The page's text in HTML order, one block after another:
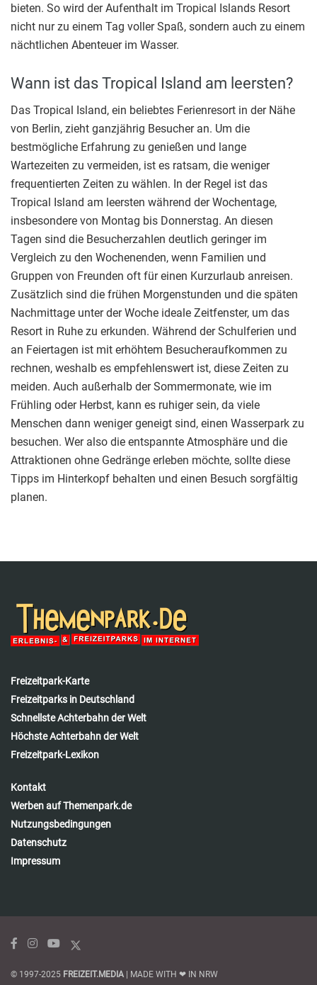
bieten. So wird der Aufenthalt im Tropical Islands Resort
nicht nur zu einem Tag voller Spaß, sondern auch zu einem
nächtlichen Abenteuer im Wasser.
Wann ist das Tropical Island am leersten?
Das Tropical Island, ein beliebtes Ferienresort in der Nähe
von Berlin, zieht ganzjährig Besucher an. Um die
bestmögliche Erfahrung zu genießen und lange
Wartezeiten zu vermeiden, ist es ratsam, die weniger
frequentierten Zeiten zu wählen. In der Regel ist das
Tropical Island am leersten während der Wochentage,
insbesondere von Montag bis Donnerstag. An diesen
Tagen sind die Besucherzahlen deutlich geringer im
Vergleich zu den Wochenenden, wenn Familien und
Gruppen von Freunden oft für einen Kurzurlaub anreisen.
Zusätzlich sind die frühen Morgenstunden und die späten
Nachmittage unter der Woche ideale Zeitfenster, um das
Resort in Ruhe zu erkunden. Während der Schulferien und
an Feiertagen ist mit erhöhtem Besucheraufkommen zu
rechnen, weshalb es empfehlenswert ist, diese Zeiten zu
meiden. Auch außerhalb der Sommermonate, wie im
Frühling oder Herbst, kann es ruhiger sein, da viele
Menschen dann weniger geneigt sind, einen Wasserpark zu
besuchen. Wer also die entspannte Atmosphäre und die
Attraktionen ohne Gedränge erleben möchte, sollte diese
Tipps im Hinterkopf behalten und einen Besuch sorgfältig
planen.
Freizeitpark-Karte
Freizeitparks in Deutschland
Schnellste Achterbahn der Welt
Höchste Achterbahn der Welt
Freizeitpark-Lexikon
Kontakt
Werben auf Themenpark.de
Nutzungsbedingungen
Datenschutz
Impressum
© 1997-2025 FREIZEIT.MEDIA | MADE WITH ❤ IN NRW